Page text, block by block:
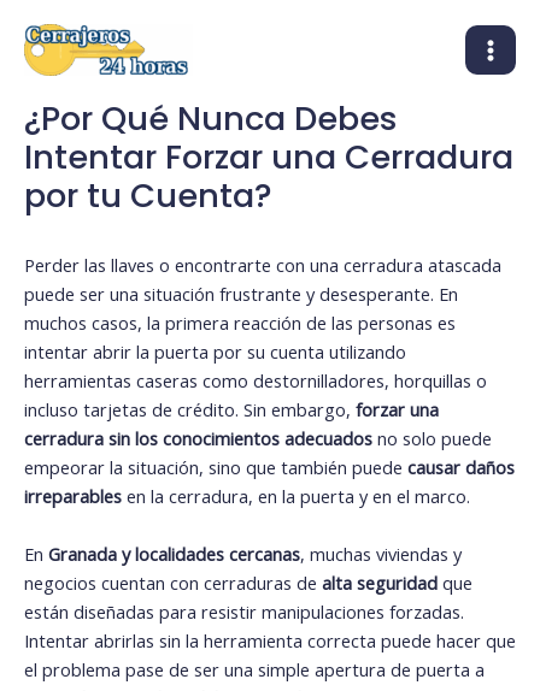
contenido
¿Por Qué Nunca Debes
Intentar Forzar una Cerradura
por tu Cuenta?
Perder las llaves o encontrarte con una cerradura atascada
puede ser una situación frustrante y desesperante. En
muchos casos, la primera reacción de las personas es
intentar abrir la puerta por su cuenta utilizando
herramientas caseras como destornilladores, horquillas o
incluso tarjetas de crédito. Sin embargo, forzar una
cerradura sin los conocimientos adecuados no solo puede
empeorar la situación, sino que también puede causar daños
irreparables en la cerradura, en la puerta y en el marco.
En Granada y localidades cercanas, muchas viviendas y
negocios cuentan con cerraduras de alta seguridad que
están diseñadas para resistir manipulaciones forzadas.
Intentar abrirlas sin la herramienta correcta puede hacer que
el problema pase de ser una simple apertura de puerta a